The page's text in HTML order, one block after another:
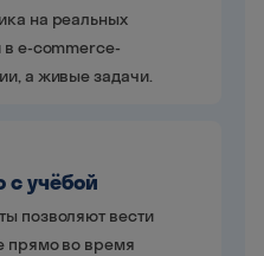
на реальных
в e-commerce-
а живые задачи.
с учёбой
позволяют вести
прямо во время